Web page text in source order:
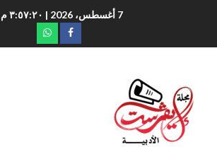
7 أغسطس، 2026 | ٣:٥٧:٢١ م